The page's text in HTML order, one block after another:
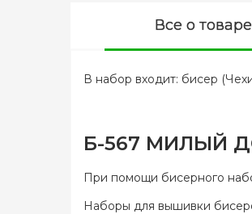
Все о товаре
В набор входит: бисер
Б-567 МИЛЫЙ
При помощи бисерного
Наборы для вышивки